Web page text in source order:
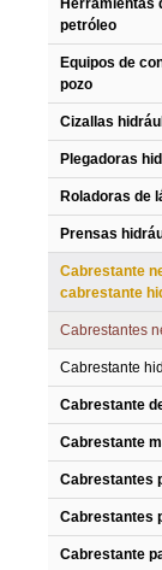
Herramientas
petróleo
Equipos de
pozo
Cizallas
Plegadoras
Roladoras de
Prensas
Cabrestante
cabrestante
Cabrestantes
Cabrestante
Cabrestante
Cabrestante
Cabrestantes
Cabrestantes
Cabrestante